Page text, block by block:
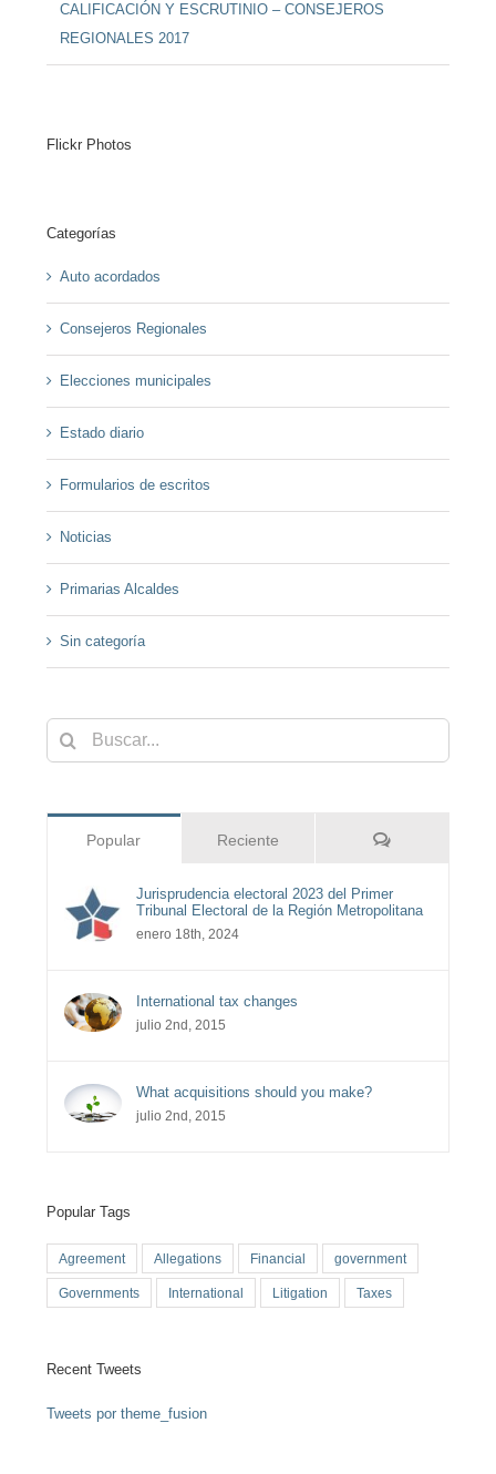
CALIFICACIÓN Y ESCRUTINIO – CONSEJEROS
REGIONALES 2017
Flickr Photos
Categorías
Auto acordados
Consejeros Regionales
Elecciones municipales
Estado diario
Formularios de escritos
Noticias
Primarias Alcaldes
Sin categoría
Buscar:
Popular Reciente Comentarios
Jurisprudencia electoral 2023 del Primer
Tribunal Electoral de la Región Metropolitana
enero 18th, 2024
International tax changes
julio 2nd, 2015
What acquisitions should you make?
julio 2nd, 2015
Popular Tags
Agreement Allegations Financial government
Governments International Litigation Taxes
Recent Tweets
Tweets por theme_fusion